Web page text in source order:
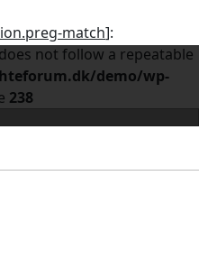
match]:
not follow a repeatable
demo/wp-
238